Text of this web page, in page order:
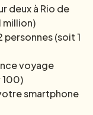
deux à Rio de
million)
(soit 1
voyage
100)
smartphone